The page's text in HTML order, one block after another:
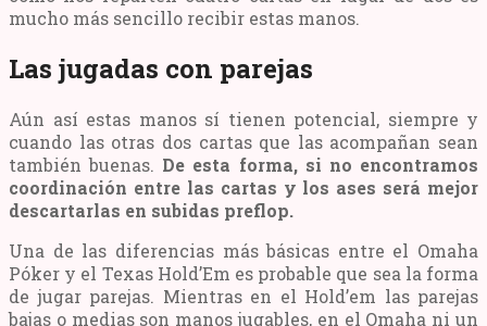
mucho más sencillo recibir estas manos.
Las jugadas con parejas
Aún así estas manos sí tienen potencial, siempre y
cuando las otras dos cartas que las acompañan sean
también buenas. De esta forma, si no encontramos
coordinación entre las cartas y los ases será mejor
descartarlas en subidas preflop.
Una de las diferencias más básicas entre el Omaha
Póker y el Texas Hold’Em es probable que sea la forma
de jugar parejas. Mientras en el Hold’em las parejas
bajas o medias son manos jugables, en el Omaha ni un